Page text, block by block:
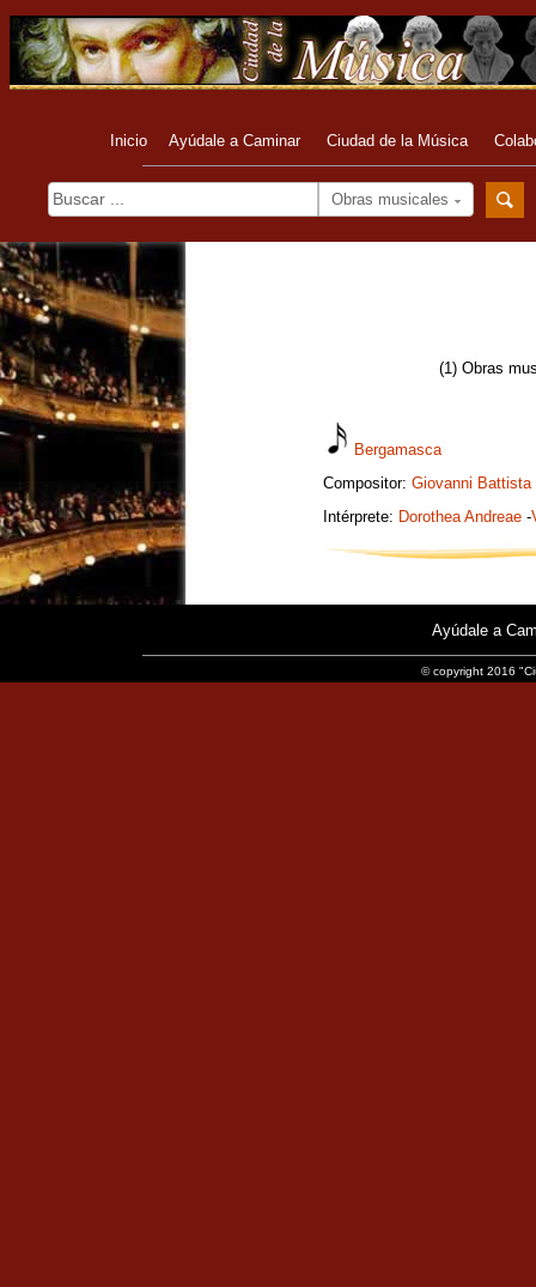
Inicio Ayúdale a Caminar Ciudad de la Música
Obras musicales
(1) Obras
Bergamasca
Compositor: Giovanni Battista
Intérprete: Dorothea Andreae -
Ayúdale a
© copyright 2016